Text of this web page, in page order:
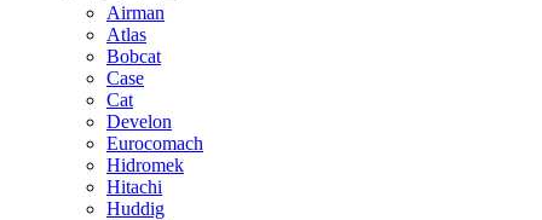
Airman
Atlas
Bobcat
Case
Cat
Develon
Eurocomach
Hidromek
Hitachi
Huddig